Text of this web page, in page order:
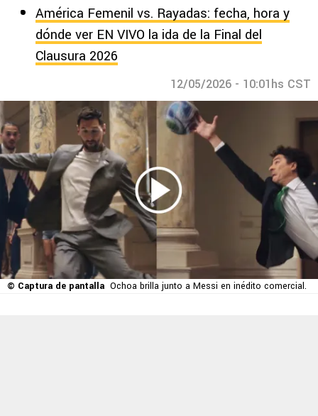
América Femenil vs. Rayadas: fecha, hora y
dónde ver EN VIVO la ida de la Final del
Clausura 2026
12/05/2026 - 10:01hs CST
© Captura de pantalla Ochoa brilla junto a Messi en inédito comercial.